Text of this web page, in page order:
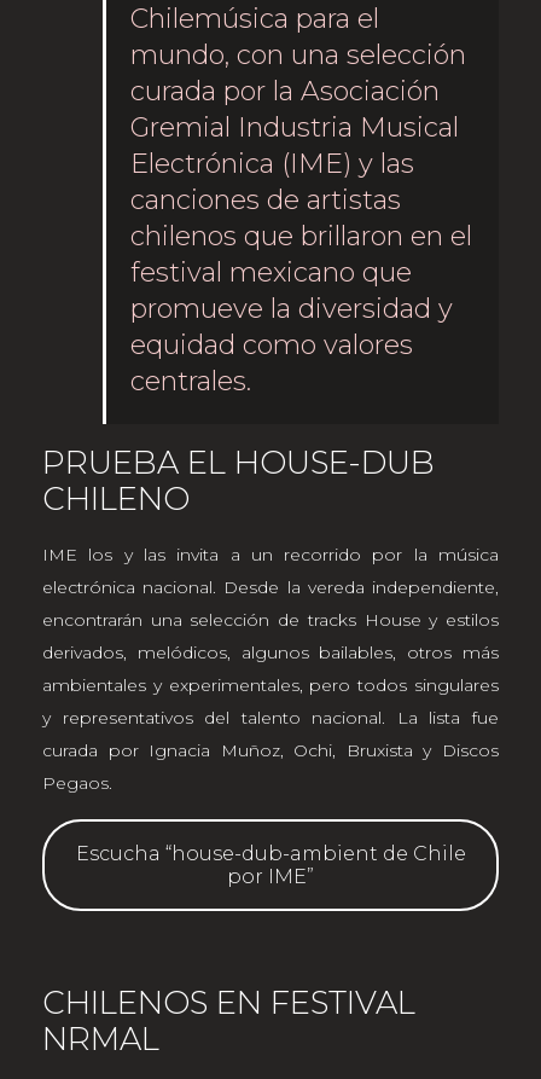
Chilemúsica para el
mundo, con una selección
curada por la Asociación
Gremial Industria Musical
Electrónica (IME) y las
canciones de artistas
chilenos que brillaron en el
festival mexicano que
promueve la diversidad y
equidad como valores
centrales.
PRUEBA EL HOUSE-DUB
CHILENO
IME los y las invita a un recorrido por la música
electrónica nacional. Desde la vereda independiente,
encontrarán una selección de tracks House y estilos
derivados, melódicos, algunos bailables, otros más
ambientales y experimentales, pero todos singulares
y representativos del talento nacional. La lista fue
curada por Ignacia Muñoz, Ochi, Bruxista y Discos
Pegaos.
Escucha “house-dub-ambient de Chile
por IME”
CHILENOS EN FESTIVAL
NRMAL